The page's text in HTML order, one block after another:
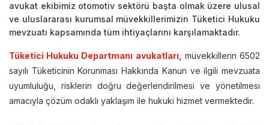
avukat ekibimiz otomotiv sektörü başta olmak üzere ulusal
ve uluslararası kurumsal müvekkillerimizin Tüketici Hukuku
mevzuatı kapsamında tüm ihtiyaçlarını karşılamaktadır.
Tüketici Hukuku Departmanı avukatları,
müvekkillerin 6502
sayılı Tüketicinin Korunması Hakkında Kanun ve ilgili mevzuata
uyumluluğu, risklerin doğru değerlendirilmesi ve yönetilmesi
amacıyla çözüm odaklı yaklaşım ile hukuki hizmet vermektedir.